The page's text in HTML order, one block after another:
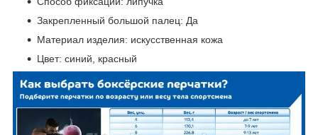
Закрепленный большой палец: Да
Материал изделия: искусственная кожа
Цвет: синий, красный